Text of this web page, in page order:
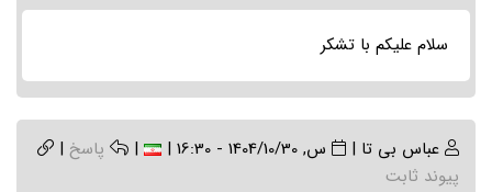
سلام علیکم با تشکر
عباس بی تا | س, 1404/10/30 - 16:30 |
| پاسخ |
پیوند ثابت